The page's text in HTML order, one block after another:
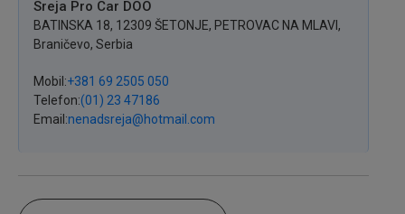
Sreja Pro Car DOO
BATINSKA 18, 12309 ŠETONJE, PETROVAC NA MLAVI ,
Braničevo, Serbia
Mobil +381 69 2505 050
Telefon (01) 23 47186
Email nenadsreja@hotmail.com